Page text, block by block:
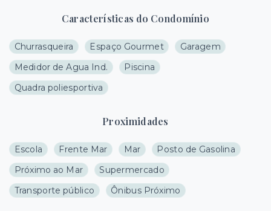
Características do Condomínio
Churrasqueira Espaço Gourmet
Garagem
Medidor de Agua Ind.
Piscina
Quadra poliesportiva
Proximidades
Escola Frente Mar Mar
Posto de Gasolina
Próximo ao Mar
Supermercado
Transporte público
Ônibus Próximo